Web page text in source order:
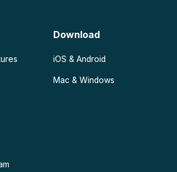
Download
iOS & Android
Mac & Windows